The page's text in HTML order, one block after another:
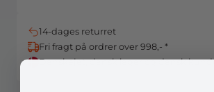
14-dages returret
Fri fragt på ordrer over 998,- *
Danskejet, dansk lager og dansk